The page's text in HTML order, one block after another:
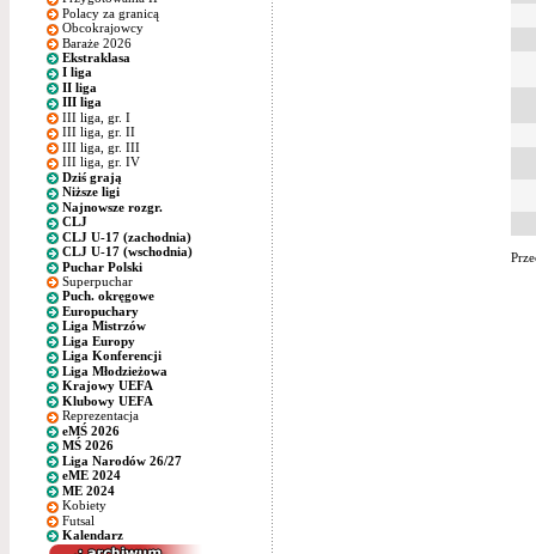
Polacy za granicą
Obcokrajowcy
Baraże 2026
Ekstraklasa
I liga
II liga
III liga
III liga, gr. I
III liga, gr. II
III liga, gr. III
III liga, gr. IV
Dziś grają
Niższe ligi
Najnowsze rozgr.
CLJ
CLJ U-17 (zachodnia)
CLJ U-17 (wschodnia)
Puchar Polski
Superpuchar
Puch. okręgowe
Europuchary
Liga Mistrzów
Liga Europy
Liga Konferencji
Liga Młodzieżowa
Krajowy UEFA
Klubowy UEFA
Reprezentacja
eMŚ 2026
MŚ 2026
Liga Narodów 26/27
eME 2024
ME 2024
Kobiety
Futsal
Kalendarz